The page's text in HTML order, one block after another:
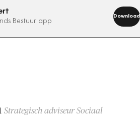
Bestuur app
Download
nu
Strategisch adviseur Sociaal